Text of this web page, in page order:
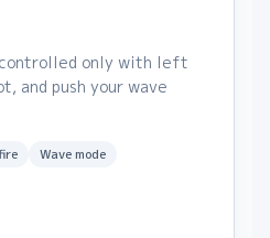
only with left
and push your wave
Wave mode